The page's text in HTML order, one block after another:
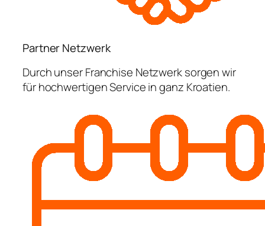
Partner Netzwerk
Durch unser Franchise Netzwerk sorgen wir
für hochwertigen Service in ganz Kroatien.